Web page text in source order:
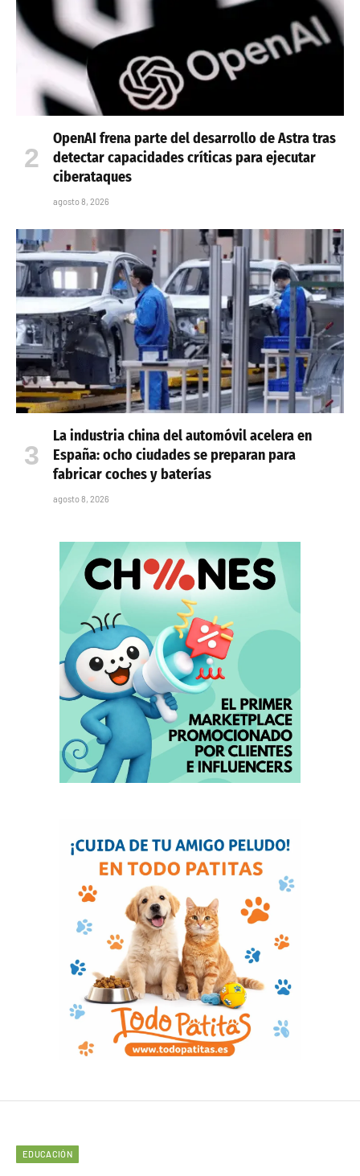
OpenAI frena parte del desarrollo de Astra tras
detectar capacidades críticas para ejecutar
ciberataques
agosto 8, 2026
La industria china del automóvil acelera en
España: ocho ciudades se preparan para
fabricar coches y baterías
agosto 8, 2026
EDUCACIÓN